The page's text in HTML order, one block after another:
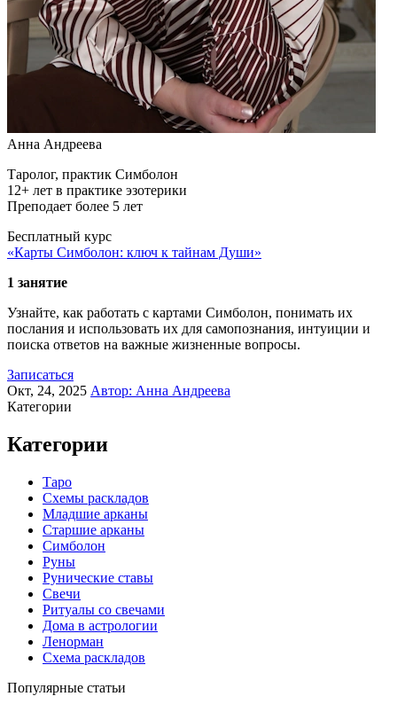
Анна Андреева
Таролог, практик Симболон
12+ лет в практике эзотерики
Преподает более 5 лет
Бесплатный курс
«Карты Симболон: ключ к тайнам Души»
1 занятие
Узнайте, как работать с картами Симболон, понимать их
послания и использовать их для самопознания, интуиции и
поиска ответов на важные жизненные вопросы.
Записаться
Окт, 24, 2025 Автор: Анна Андреева
Категории
Категории
Таро
Схемы раскладов
Младшие арканы
Старшие арканы
Симболон
Руны
Рунические ставы
Свечи
Ритуалы со свечами
Дома в астрологии
Ленорман
Схема раскладов
Популярные статьи